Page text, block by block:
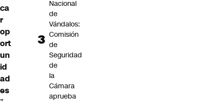
ca
r
op
ort
un
id
ad
es
Nacional
de
Vándalos:
Comisión
de
Seguridad
de
la
Cámara
aprueba